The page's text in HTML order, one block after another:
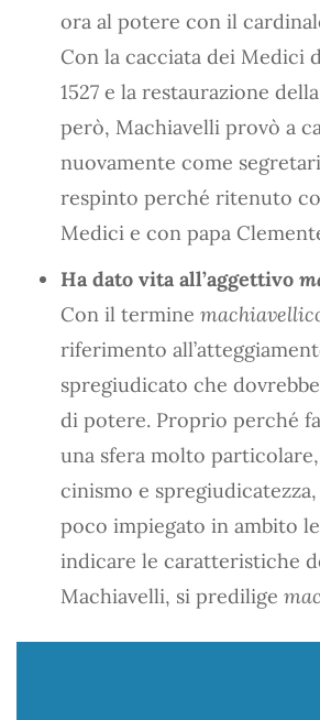
ora al potere con il
Con la cacciata dei Medici
1527 e la restaurazione
però, Machiavelli provò a
nuovamente come
respinto perché ritenuto
Medici e con papa
Ha dato vita all’aggettivo
Con il termine
riferimento
spregiudicato che
di potere. Proprio perché
una sfera molto
cinismo e spregiudicatezza,
poco impiegato in ambito
indicare le caratteristiche
Machiavelli, si predilige